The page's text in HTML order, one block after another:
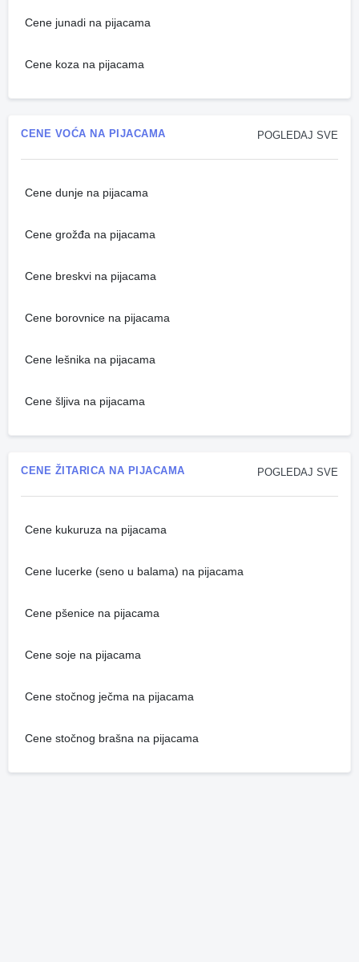
Cene junadi na pijacama
Cene koza na pijacama
POGLEDAJ SVE
CENE VOĆA NA PIJACAMA
Cene dunje na pijacama
Cene grožđa na pijacama
Cene breskvi na pijacama
Cene borovnice na pijacama
Cene lešnika na pijacama
Cene šljiva na pijacama
POGLEDAJ SVE
CENE ŽITARICA NA PIJACAMA
Cene kukuruza na pijacama
Cene lucerke (seno u balama) na pijacama
Cene pšenice na pijacama
Cene soje na pijacama
Cene stočnog ječma na pijacama
Cene stočnog brašna na pijacama